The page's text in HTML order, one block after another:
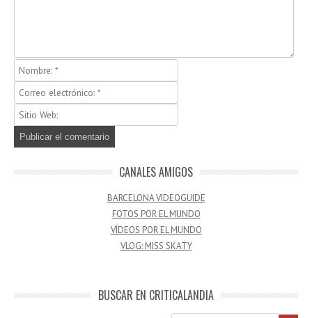
CANALES AMIGOS
BARCELONA VIDEOGUIDE
FOTOS POR EL MUNDO
VÍDEOS POR EL MUNDO
VLOG: MISS SKATY
BUSCAR EN CRITICALANDIA